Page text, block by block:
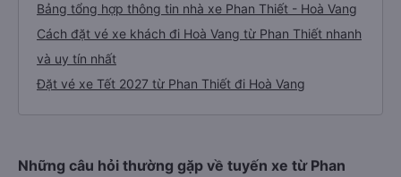
Bảng tổng hợp thông tin nhà xe Phan Thiết - Hoà Vang
Cách đặt vé xe khách đi Hoà Vang từ Phan Thiết nhanh
và uy tín nhất
Đặt vé xe Tết 2027 từ Phan Thiết đi Hoà Vang
Những câu hỏi thường gặp về tuyến xe từ Phan